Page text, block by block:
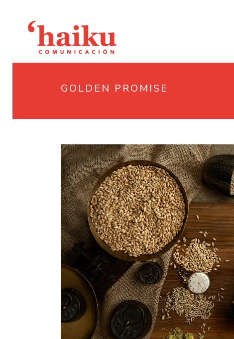
GOLDEN PROMISE